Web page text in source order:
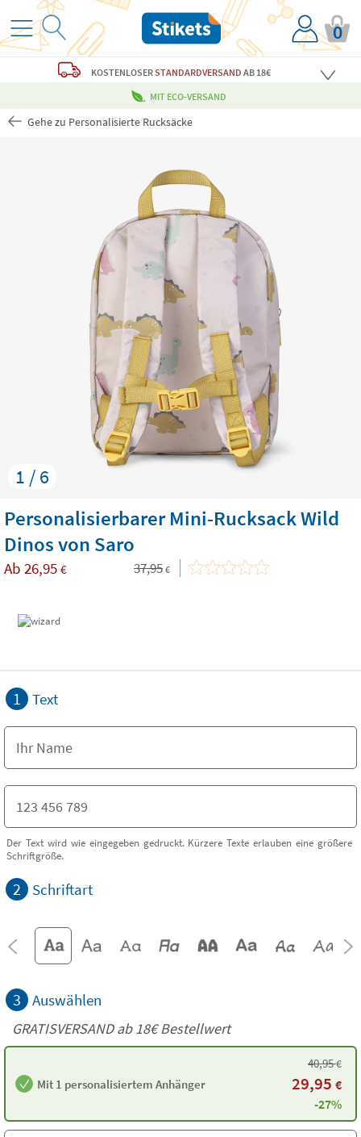
0
KOSTENLOSERSTANDARDVERSAND AB 18€
MIT ECO-VERSAND
Gehe zu Personalisierte Rucksäcke
1 / 6
Personalisierbarer Mini-Rucksack Wild
Dinos von Saro
Ab 26,95 € 37,95 €
1 Text
Der Text wird wie eingegeben gedruckt. Kürzere Texte erlauben eine größere
Schriftgröße.
2 Schriftart
3 Auswählen
GRATISVERSAND ab18€Bestellwert
Mit 1 personalisiertem Anhänger
40,95€
29,95 €
-27%